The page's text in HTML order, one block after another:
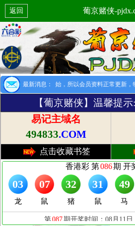
返回 葡京赌侠-
最新消息：
示：8月1日开始，所以会员资料正常更新，
【葡京赌侠】温馨提示:
易记主域名
494833.COM
点击收藏书签